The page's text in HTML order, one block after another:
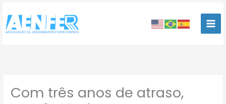
para
conteúdo
Com três anos de atraso,